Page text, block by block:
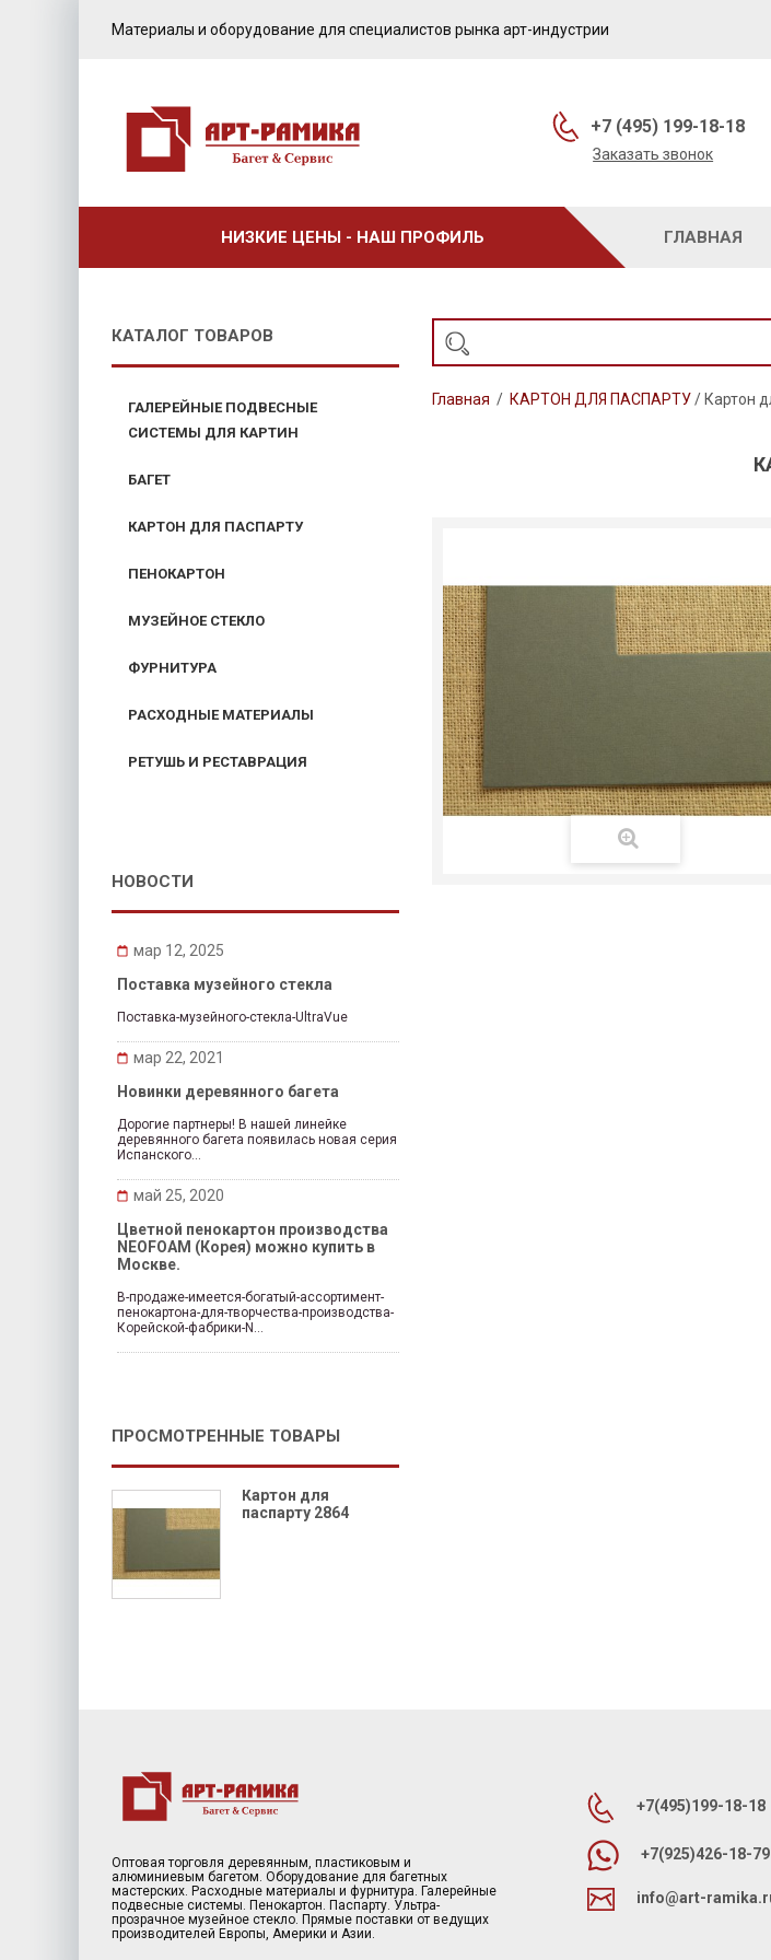
Материалы и оборудование для специалистов рынка арт-индустрии
+7 (495) 199-18-18
Заказать звонок
НИЗКИЕ ЦЕНЫ - НАШ ПРОФИЛЬ ГЛАВНАЯ
КАТАЛОГ ТОВАРОВ
ГАЛЕРЕЙНЫЕ ПОДВЕСНЫЕ
СИСТЕМЫ ДЛЯ КАРТИН
БАГЕТ
КАРТОН ДЛЯ ПАСПАРТУ
ПЕНОКАРТОН
МУЗЕЙНОЕ СТЕКЛО
ФУРНИТУРА
РАСХОДНЫЕ МАТЕРИАЛЫ
РЕТУШЬ И РЕСТАВРАЦИЯ
НОВОСТИ
мар 12, 2025
Поставка музейного стекла
Поставка-музейного-стекла-UltraVue
мар 22, 2021
Новинки деревянного багета
Дорогие партнеры! В нашей линейке
деревянного багета появилась новая серия
Испанского...
май 25, 2020
Цветной пенокартон производства
NEOFOAM (Корея) можно купить в
Москве.
В-продаже-имеется-богатый-ассортимент-
пенокартона-для-творчества-производства-
Корейской-фабрики-N...
ПРОСМОТРЕННЫЕ ТОВАРЫ
Картон для
паспарту 2864
Главная / КАРТОН ДЛЯ ПАСПАРТУ / Картон
Оптовая торговля деревянным, пластиковым и
алюминиевым багетом. Оборудование для багетных
мастерских. Расходные материалы и фурнитура. Галерейные
подвесные системы. Пенокартон. Паспарту. Ультра-
прозрачное музейное стекло. Прямые поставки от ведущих
производителей Европы, Америки и Азии.
+7(495)199-18-18
+7(925)426-18-79
info@art-